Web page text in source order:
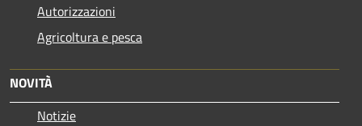
Autorizzazioni
Agricoltura e pesca
NOVITÀ
Notizie